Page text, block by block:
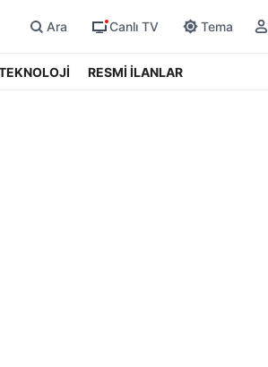
Ara Canlı TV Tema
RESMİ İLANLAR